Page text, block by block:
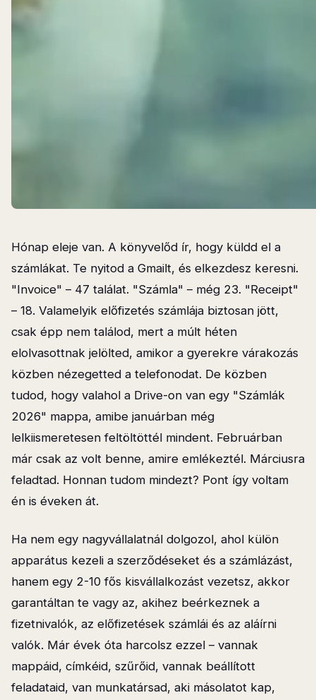
Hónap eleje van. A könyvelőd ír, hogy küldd el a
számlákat. Te nyitod a Gmailt, és elkezdesz keresni.
"Invoice" – 47 találat. "Számla" – még 23. "Receipt"
– 18. Valamelyik előfizetés számlája biztosan jött,
csak épp nem találod, mert a múlt héten
elolvasottnak jelölted, amikor a gyerekre várakozás
közben nézegetted a telefonodat. De közben
tudod, hogy valahol a Drive-on van egy "Számlák
2026" mappa, amibe januárban még
lelkiismeretesen feltöltöttél mindent. Februárban
már csak az volt benne, amire emlékeztél. Márciusra
feladtad. Honnan tudom mindezt? Pont így voltam
én is éveken át.
Ha nem egy nagyvállalatnál dolgozol, ahol külön
apparátus kezeli a szerződéseket és a számlázást,
hanem egy 2-10 fős kisvállalkozást vezetsz, akkor
garantáltan te vagy az, akihez beérkeznek a
fizetnivalók, az előfizetések számlái és az aláírni
valók. Már évek óta harcolsz ezzel – vannak
mappáid, címkéid, szűrőid, vannak beállított
feladataid, van munkatársad, aki másolatot kap,